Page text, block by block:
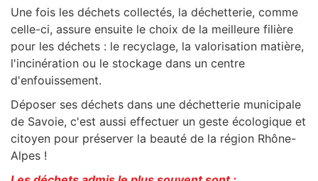
Une fois les déchets collectés, la déchetterie, comme
celle-ci, assure ensuite le choix de la meilleure filière
pour les déchets : le recyclage, la valorisation matière,
l'incinération ou le stockage dans un centre
d'enfouissement.
Déposer ses déchets dans une déchetterie municipale
de Savoie, c'est aussi effectuer un geste écologique et
citoyen pour préserver la beauté de la région Rhône-
Alpes !